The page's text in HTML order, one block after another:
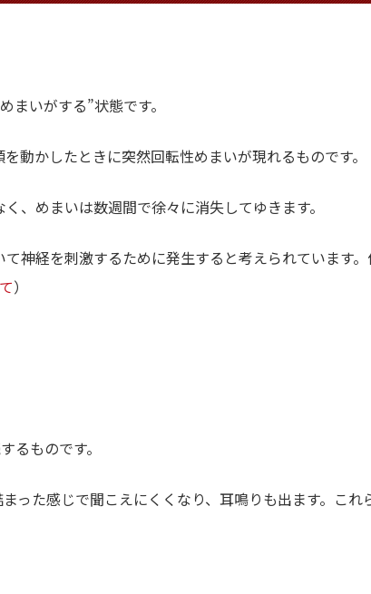
いがする”状態です。
動かしたときに突然回転性めまいが現れるものです。
、めまいは数週間で徐々に消失してゆきます。
神経を刺激するために発生すると考えられています
）
るものです。
った感じで聞こえにくくなり、耳鳴りも出ます。これ